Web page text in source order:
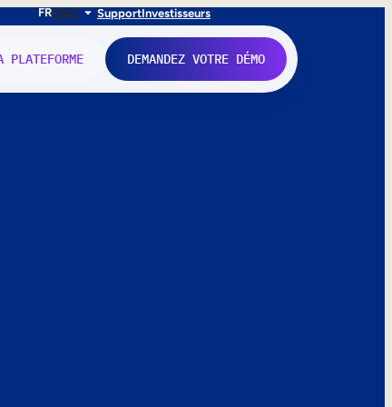
FRENIT SupportInvestisseurs
PLATEFORME DEMANDEZ VOTRE DÉMO